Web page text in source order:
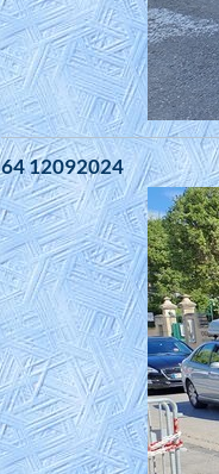
64 12092024